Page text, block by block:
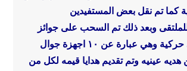
كما تم نقل بعض المستفيدين
وبعد ذلك تم السحب على جوائز
مسابقة ملتقى حركية وهي عبارة عن ١٠ اجهزة جوال
هديه عينيه وتم تقديم هدايا قيمه لكل من